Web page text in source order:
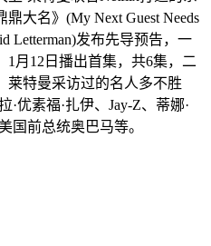
大名》(My Next Guest Needs
Letterman)发布先导预告，一
1月12日播出首集，共6集，二
特曼采访过的名人多不胜
·优素福·扎伊、Jay-Z、蒂娜·
国前总统奥巴马等。